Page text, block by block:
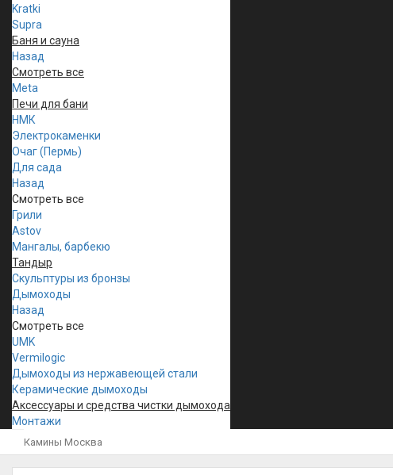
Kratki
Supra
Баня и сауна
Назад
Смотреть все
Meta
Печи для бани
НМК
Электрокаменки
Очаг (Пермь)
Для сада
Назад
Смотреть все
Грили
Astov
Мангалы, барбекю
Тандыр
Скульптуры из бронзы
Дымоходы
Назад
Смотреть все
UMK
Vermilogic
Дымоходы из нержавеющей стали
Керамические дымоходы
Аксессуары и средства чистки дымохода
Монтажи
Камины Москва